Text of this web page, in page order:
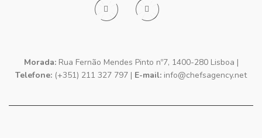
Morada:Rua Fernão Mendes Pinto nº7, 1400-280 Lisboa |
Telefone: (+351) 211 327 797 | E-mail: info@chefsagency.net